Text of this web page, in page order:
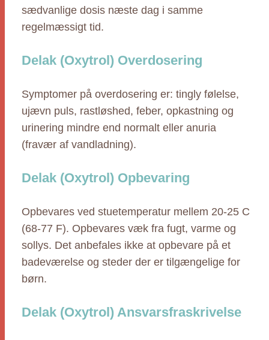
sædvanlige dosis næste dag i samme
regelmæssigt tid.
Delak (Oxytrol) Overdosering
Symptomer på overdosering er: tingly følelse,
ujævn puls, rastløshed, feber, opkastning og
urinering mindre end normalt eller anuria
(fravær af vandladning).
Delak (Oxytrol) Opbevaring
Opbevares ved stuetemperatur mellem 20-25 C
(68-77 F). Opbevares væk fra fugt, varme og
sollys. Det anbefales ikke at opbevare på et
badeværelse og steder der er tilgængelige for
børn.
Delak (Oxytrol) Ansvarsfraskrivelse